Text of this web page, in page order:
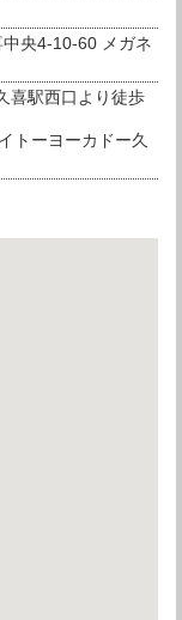
央4-10-60 メガネ
喜駅西口より徒歩
トーヨーカドー久